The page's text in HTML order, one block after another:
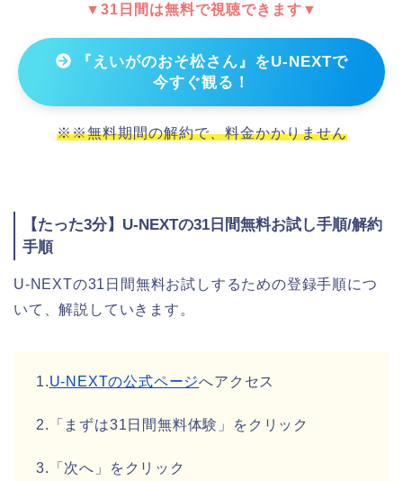
▼31日間は無料で視聴できます▼
『えいがのおそ松さん』をU-NEXTで
今すぐ観る！
※※無料期間の解約で、料金かかりません
【たった3分】U-NEXTの31日間無料お試し手順/解約
手順
U-NEXTの31日間無料お試しするための登録手順につ
いて、解説していきます。
1.U-NEXTの公式ページへアクセス
2.「まずは31日間無料体験」をクリック
3.「次へ」をクリック